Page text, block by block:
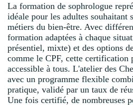
La formation de sophrologue
idéale pour les adultes souhaitant
métiers du bien-être. Avec
formation adaptées à chaque
présentiel, mixte) et des options
comme le CPF, cette certification
accessible à tous. L'atelier des
avec un programme flexible
pratique, validé par un taux de
Une fois certifié, de nombreuses